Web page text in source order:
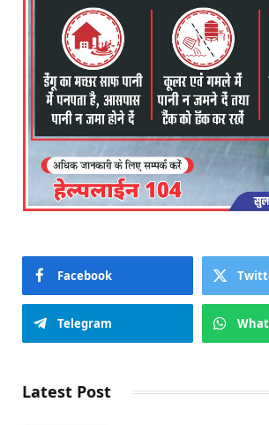
Facebook
Telegram
Latest Post